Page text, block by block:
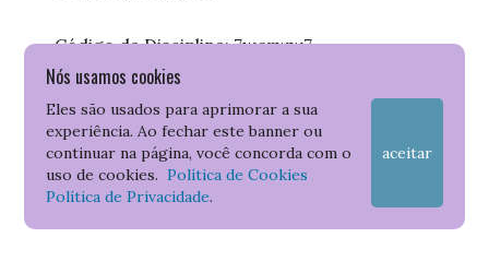
Código da Disciplina: 7werww7
Direito Processual Civil V
Prof. João Armando Costa Menezes
Nós usamos cookies
Eles são usados para aprimorar a sua
experiência. Ao fechar este banner ou
continuar na página, você concorda com o
uso de cookies.Política de Cookies
Política de Privacidade.
aceitar